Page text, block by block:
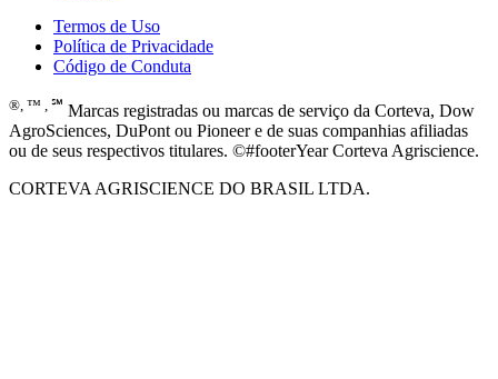
Termos de Uso
Política de Privacidade
Código de Conduta
®, ™ , ℠ Marcas registradas ou marcas de serviço da Corteva, Dow
AgroSciences, DuPont ou Pioneer e de suas companhias afiliadas
ou de seus respectivos titulares. ©#footerYear Corteva Agriscience.
CORTEVA AGRISCIENCE DO BRASIL LTDA.